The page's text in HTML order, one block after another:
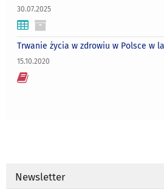
30.07.2025
Trwanie życia w zdrowiu w Polsce w
15.10.2020
Newsletter